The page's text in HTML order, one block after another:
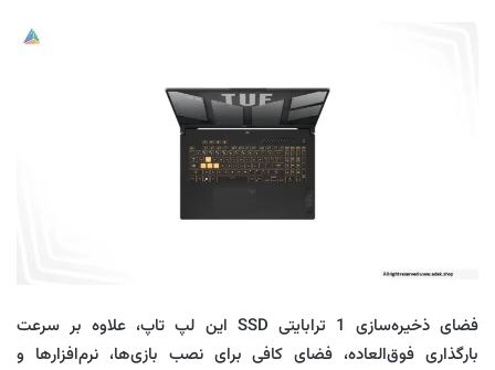
فضای ذخیره‌سازی 1 ترابایتی SSD این لپ‌ تاپ، علاوه بر سرعت
بارگذاری فوق‌العاده، فضای کافی برای نصب بازی‌ها، نرم‌افزارها و